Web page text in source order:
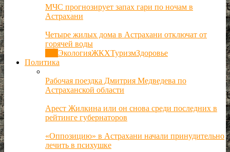
МЧС прогнозирует запах гари по ночам в
Астрахани
Четыре жилых дома в Астрахани отключат от
горячей воды
ЭкологияЖКХТуризмЗдоровье
Политика
Рабочая поездка Дмитрия Медведева по
Астраханской области
Арест Жилкина или он снова среди последних в
рейтинге губернаторов
«Оппозицию» в Астрахани начали принудительно
лечить в психушке